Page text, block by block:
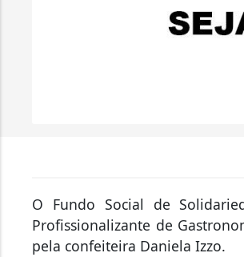
O Fundo Social de
Profissionalizante de
pela confeiteira Daniela Izzo.